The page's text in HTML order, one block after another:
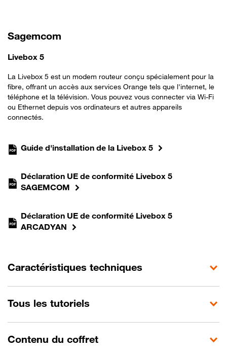
Sagemcom
Livebox 5
La Livebox 5 est un modem routeur conçu spécialement pour la
fibre, offrant un accès aux services Orange tels que l'internet, le
téléphone et la télévision. Vous pouvez vous connecter via Wi-Fi
ou Ethernet depuis vos ordinateurs et autres appareils
connectés.
Guide d'installation de la Livebox 5
Déclaration UE de conformité Livebox 5
SAGEMCOM
Déclaration UE de conformité Livebox 5
ARCADYAN
Caractéristiques techniques
Tous les tutoriels
Contenu du coffret